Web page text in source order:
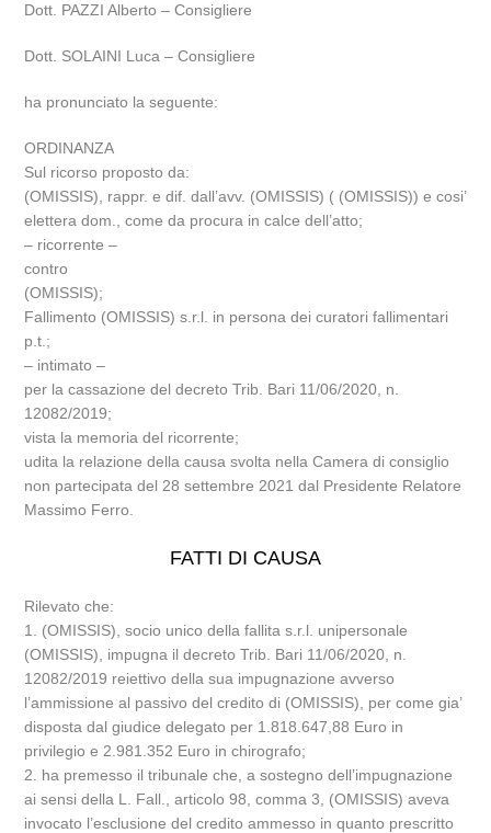
Dott. PAZZI Alberto – Consigliere
Dott. SOLAINI Luca – Consigliere
ha pronunciato la seguente:
ORDINANZA
Sul ricorso proposto da:
(OMISSIS), rappr. e dif. dall’avv. (OMISSIS) ( (OMISSIS)) e cosi’
elettera dom., come da procura in calce dell’atto;
– ricorrente –
contro
(OMISSIS);
Fallimento (OMISSIS) s.r.l. in persona dei curatori fallimentari
p.t.;
– intimato –
per la cassazione del decreto Trib. Bari 11/06/2020, n.
12082/2019;
vista la memoria del ricorrente;
udita la relazione della causa svolta nella Camera di consiglio
non partecipata del 28 settembre 2021 dal Presidente Relatore
Massimo Ferro.
FATTI DI CAUSA
Rilevato che:
1. (OMISSIS), socio unico della fallita s.r.l. unipersonale
(OMISSIS), impugna il decreto Trib. Bari 11/06/2020, n.
12082/2019 reiettivo della sua impugnazione avverso
l’ammissione al passivo del credito di (OMISSIS), per come gia’
disposta dal giudice delegato per 1.818.647,88 Euro in
privilegio e 2.981.352 Euro in chirografo;
2. ha premesso il tribunale che, a sostegno dell’impugnazione
ai sensi della L. Fall., articolo 98, comma 3, (OMISSIS) aveva
invocato l’esclusione del credito ammesso in quanto prescritto